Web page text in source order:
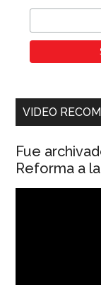
VIDEO
Fue
Reforma a